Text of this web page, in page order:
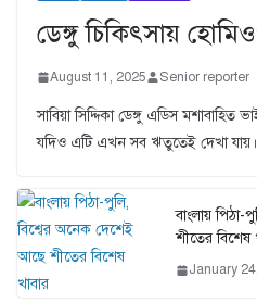
ডেঙ্গু চিকিৎসায়
August 11, 2025 Senior reporter
সাবিয়া সিদ্দিকা ডেঙ্গু এডিস মশাবাহিত
যদিও এটি এখন সব ঋতুতেই দেখা যায়।
বাংলায়
শীতের বিশেষ
January